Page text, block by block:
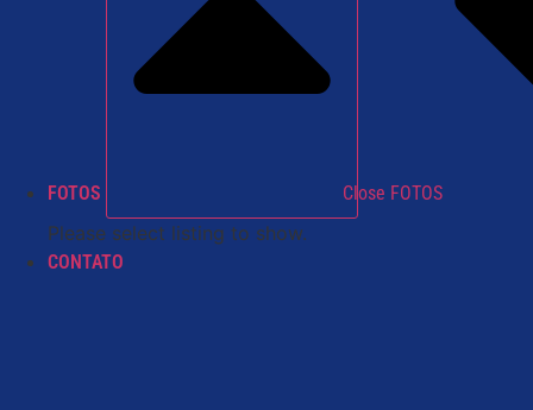
FOTOS Close FOTOS
Please select listing to show.
CONTATO